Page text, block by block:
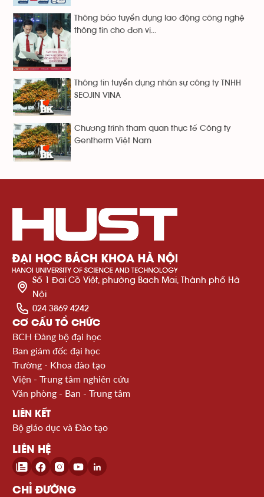
Thông báo tuyển dụng lao động công nghệ
thông tin cho đơn vị...
Thông tin tuyển dụng nhân sự công ty TNHH
SEOJIN VINA
Chương trình tham quan thực tế Công ty
Gentherm Việt Nam
Số 1 Đại Cồ Việt, phường Bạch Mai, Thành phố Hà
Nội
024 3869 4242
CƠ CẤU TỔ CHỨC
BCH Đảng bộ đại học
Ban giám đốc đại học
Trường - Khoa đào tạo
Viện - Trung tâm nghiên cứu
Văn phòng - Ban - Trung tâm
LIÊN KẾT
Bộ giáo dục và Đào tạo
LIÊN HỆ
CHỈ ĐƯỜNG